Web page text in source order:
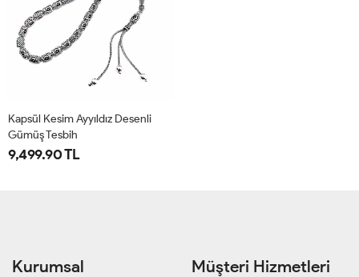
Kapsül Kesim Ayyıldız Desenli
Gümüş Tesbih
9,499.90 TL
Kurumsal Müşteri Hizmetleri